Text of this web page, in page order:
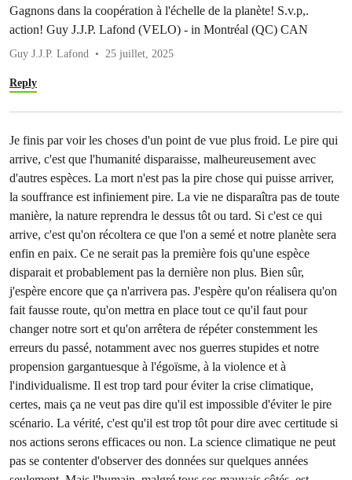
Gagnons dans la coopération à l'échelle de la planète! S.v.p,.
action! Guy J.J.P. Lafond (VELO) - in Montréal (QC) CAN
Guy J.J.P. Lafond 25 juillet, 2025
Reply
Je finis par voir les choses d'un point de vue plus froid. Le pire qui
arrive, c'est que l'humanité disparaisse, malheureusement avec
d'autres espèces. La mort n'est pas la pire chose qui puisse arriver,
la souffrance est infiniement pire. La vie ne disparaîtra pas de toute
manière, la nature reprendra le dessus tôt ou tard. Si c'est ce qui
arrive, c'est qu'on récoltera ce que l'on a semé et notre planète sera
enfin en paix. Ce ne serait pas la première fois qu'une espèce
disparait et probablement pas la dernière non plus. Bien sûr,
j'espère encore que ça n'arrivera pas. J'espère qu'on réalisera qu'on
fait fausse route, qu'on mettra en place tout ce qu'il faut pour
changer notre sort et qu'on arrêtera de répéter constemment les
erreurs du passé, notamment avec nos guerres stupides et notre
propension gargantuesque à l'égoïsme, à la violence et à
l'individualisme. Il est trop tard pour éviter la crise climatique,
certes, mais ça ne veut pas dire qu'il est impossible d'éviter le pire
scénario. La vérité, c'est qu'il est trop tôt pour dire avec certitude si
nos actions serons efficaces ou non. La science climatique ne peut
pas se contenter d'observer des données sur quelques années